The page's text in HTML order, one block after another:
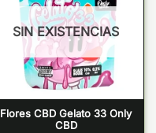
SIN EXISTENCIAS
Flores CBD Gelato 33 Only
CBD